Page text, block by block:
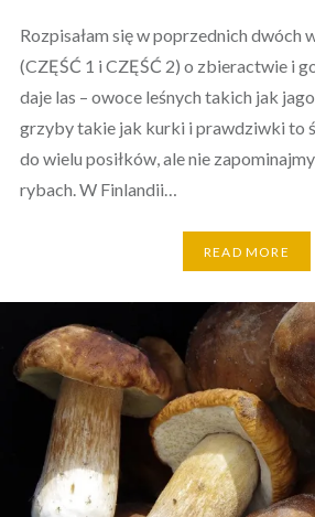
Rozpisałam się w poprzednich dwóch
(CZĘŚĆ 1 i CZĘŚĆ 2) o zbieractwie i
daje las – owoce leśnych takich jak
grzyby takie jak kurki i prawdziwki to
do wielu posiłków, ale nie
rybach. W Finlandii…
READ MORE